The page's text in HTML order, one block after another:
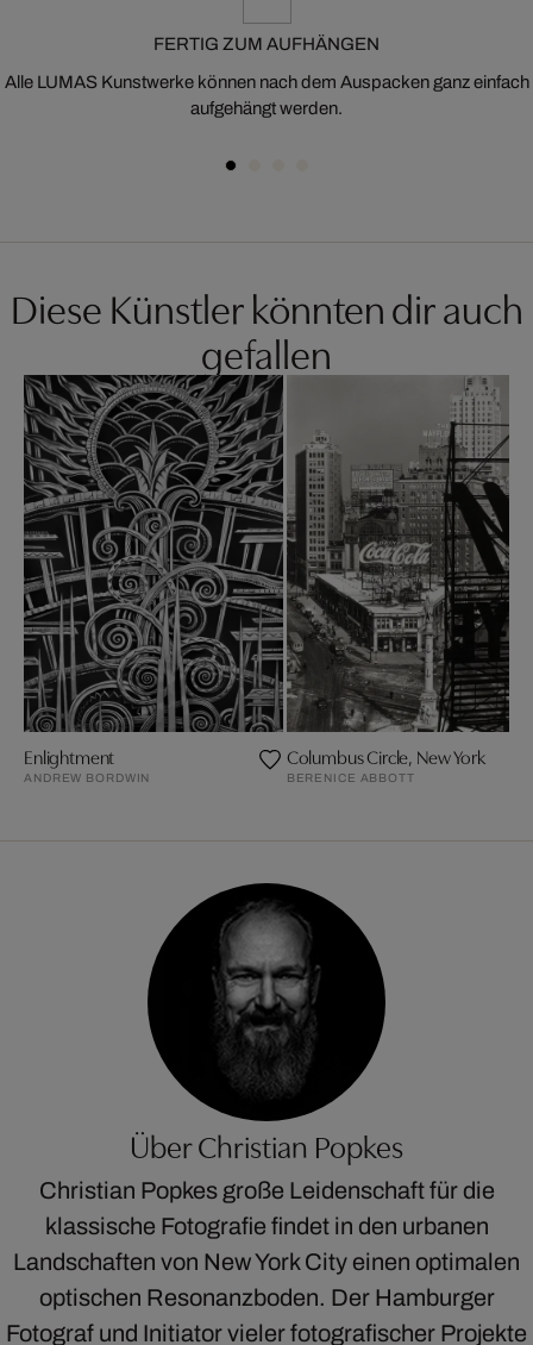
FERTIG ZUM AUFHÄNGEN
Alle LUMAS Kunstwerke können nach dem Auspacken ganz einfach
aufgehängt werden.
Diese Künstler könnten dir auch
gefallen
Enlightment
ANDREW BORDWIN
Columbus Circle, New York
BERENICE ABBOTT
Über Christian Popkes
Christian Popkes große Leidenschaft für die
klassische Fotografie findet in den urbanen
Landschaften von New York City einen optimalen
optischen Resonanzboden. Der Hamburger
Fotograf und Initiator vieler fotografischer Projekte